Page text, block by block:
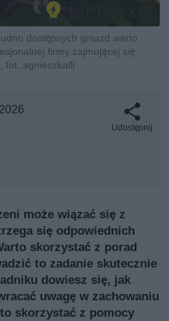
dostępnych gniazd warto
firmy zajmującej się
fot. agnieszkalll
Udostępnij
może wiązać się z
się odpowiednich
skorzystać z porad
to zadanie skutecznie
dowiesz się, jak
uwagę w zachowaniu
skorzystać z pomocy